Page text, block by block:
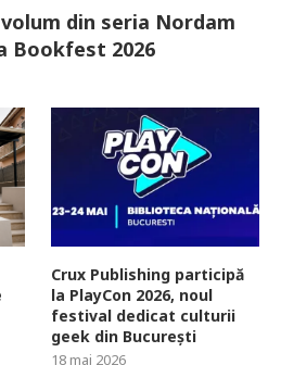
din seria Nordam
Bookfest 2026
Crux Publishing participă
la PlayCon 2026, noul
festival dedicat culturii
geek din București
18 mai 2026